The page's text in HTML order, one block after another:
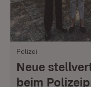
Polizei
Neue
beim